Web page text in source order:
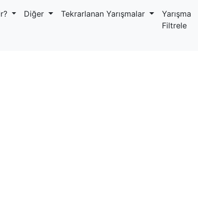
Diğer Tekrarlanan Yarışmalar
Yarışma
Filtrele